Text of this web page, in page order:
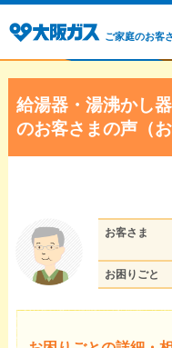
ご家庭のお客
給湯器・湯沸かし
のお客さまの声（
お客さま
お困りごと